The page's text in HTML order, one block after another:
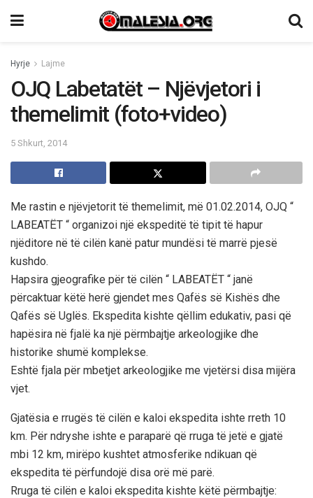
Hyrje Lajme
OJQ Labetatët – Njëvjetori i
themelimit (foto+video)
5 Shkurt, 2014
Me rastin e njëvjetorit të themelimit, më 01.02.2014, OJQ “
LABEATËT “ organizoi një ekspeditë të tipit të hapur
njëditore në të cilën kanë patur mundësi të marrë pjesë
kushdo.
Hapsira gjeografike për të cilën “ LABEATËT “ janë
përcaktuar këtë herë gjendet mes Qafës së Kishës dhe
Qafës së Uglës. Ekspedita kishte qëllim edukativ, pasi që
hapësira në fjalë ka një përmbajtje arkeologjike dhe
historike shumë komplekse.
Eshtë fjala për mbetjet arkeologjike me vjetërsi disa mijëra
vjet.
Gjatësia e rrugës të cilën e kaloi ekspedita ishte rreth 10
km. Për ndryshe ishte e paraparë që rruga të jetë e gjatë
mbi 12 km, mirëpo kushtet atmosferike ndikuan që
ekspedita të përfundojë disa orë më parë.
Rruga të cilën e kaloi ekspedita kishte këtë përmbajtje: